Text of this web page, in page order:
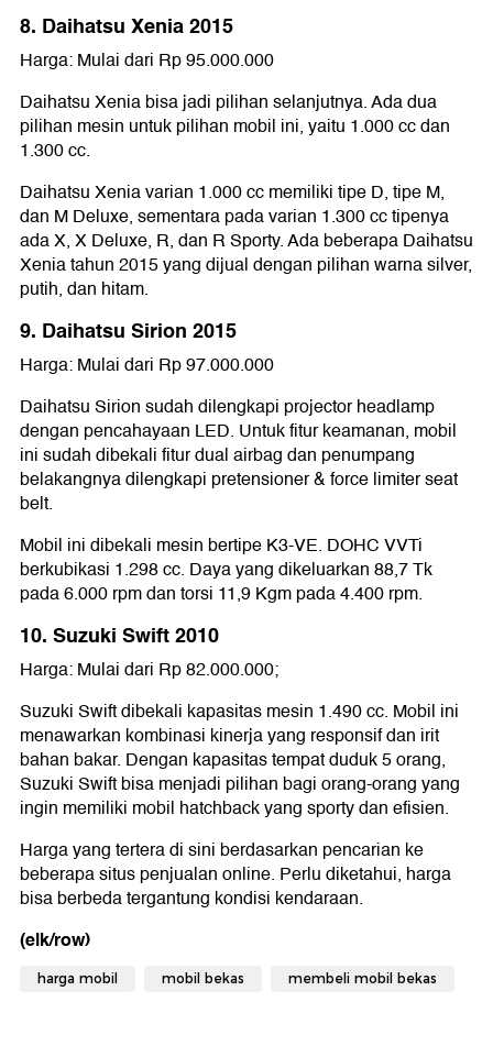
8. Daihatsu Xenia 2015
Harga: Mulai dari Rp 95.000.000
Daihatsu Xenia bisa jadi pilihan selanjutnya. Ada dua
pilihan mesin untuk pilihan mobil ini, yaitu 1.000 cc dan
1.300 cc.
Daihatsu Xenia varian 1.000 cc memiliki tipe D, tipe M,
dan M Deluxe, sementara pada varian 1.300 cc tipenya
ada X, X Deluxe, R, dan R Sporty. Ada beberapa Daihatsu
Xenia tahun 2015 yang dijual dengan pilihan warna silver,
putih, dan hitam.
9. Daihatsu Sirion 2015
Harga: Mulai dari Rp 97.000.000
Daihatsu Sirion sudah dilengkapi projector headlamp
dengan pencahayaan LED. Untuk fitur keamanan, mobil
ini sudah dibekali fitur dual airbag dan penumpang
belakangnya dilengkapi pretensioner & force limiter seat
belt.
Mobil ini dibekali mesin bertipe K3-VE. DOHC VVTi
berkubikasi 1.298 cc. Daya yang dikeluarkan 88,7 Tk
pada 6.000 rpm dan torsi 11,9 Kgm pada 4.400 rpm.
10. Suzuki Swift 2010
Harga: Mulai dari Rp 82.000.000;
Suzuki Swift dibekali kapasitas mesin 1.490 cc. Mobil ini
menawarkan kombinasi kinerja yang responsif dan irit
bahan bakar. Dengan kapasitas tempat duduk 5 orang,
Suzuki Swift bisa menjadi pilihan bagi orang-orang yang
ingin memiliki mobil hatchback yang sporty dan efisien.
Harga yang tertera di sini berdasarkan pencarian ke
beberapa situs penjualan online. Perlu diketahui, harga
bisa berbeda tergantung kondisi kendaraan.
(elk/row)
harga mobil mobil bekas membeli mobil bekas